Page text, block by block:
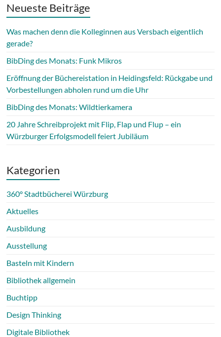
Neueste Beiträge
Was machen denn die Kolleginnen aus Versbach eigentlich
gerade?
BibDing des Monats: Funk Mikros
Eröffnung der Büchereistation in Heidingsfeld: Rückgabe und
Vorbestellungen abholen rund um die Uhr
BibDing des Monats: Wildtierkamera
20 Jahre Schreibprojekt mit Flip, Flap und Flup – ein
Würzburger Erfolgsmodell feiert Jubiläum
Kategorien
360° Stadtbücherei Würzburg
Aktuelles
Ausbildung
Ausstellung
Basteln mit Kindern
Bibliothek allgemein
Buchtipp
Design Thinking
Digitale Bibliothek